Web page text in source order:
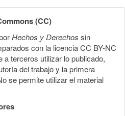
(CC)
Hechos y Derechos sin
con la licencia CC BY-NC
a terceros utilizar lo publicado,
del trabajo y la primera
se permite utilizar el material